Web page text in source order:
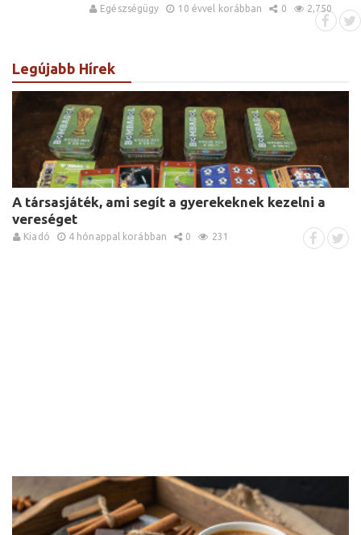
Egészségügy 10 évvel korábban 0 2,750
Legújabb Hírek
A társasjáték, ami segít a gyerekeknek kezelni a
vereséget
Kiadó 4 hónappal korábban 0 231